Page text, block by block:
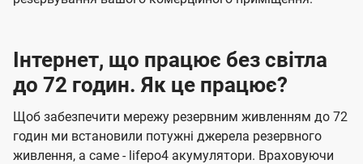
Інтернет, що працює без світла
до 72 годин. Як це працює?
Щоб забезпечити мережу резервним живленням до 72
годин ми встановили потужні джерела резервного
живлення, а саме - lifepo4 акумулятори. Враховуючи